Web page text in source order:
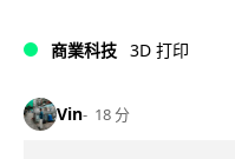
商業科技 3D 打印
Vin 18 分